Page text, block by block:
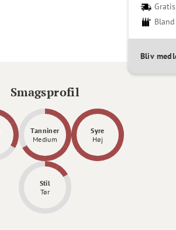
Bliv
Smagsprofil
Tanniner
Medium
Syre
Høj
Stil
Tør